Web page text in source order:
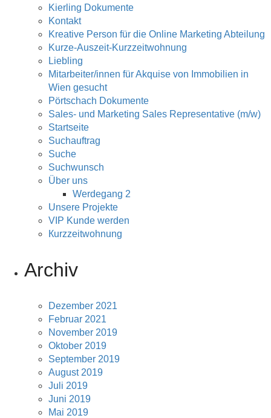
Kierling Dokumente
Kontakt
Kreative Person für die Online Marketing Abteilung
Kurze-Auszeit-Kurzzeitwohnung
Liebling
Mitarbeiter/innen für Akquise von Immobilien in
Wien gesucht
Pörtschach Dokumente
Sales- und Marketing Sales Representative (m/w)
Startseite
Suchauftrag
Suche
Suchwunsch
Über uns
Werdegang 2
Unsere Projekte
VIP Kunde werden
Кurzzeitwohnung
Archiv
Dezember 2021
Februar 2021
November 2019
Oktober 2019
September 2019
August 2019
Juli 2019
Juni 2019
Mai 2019